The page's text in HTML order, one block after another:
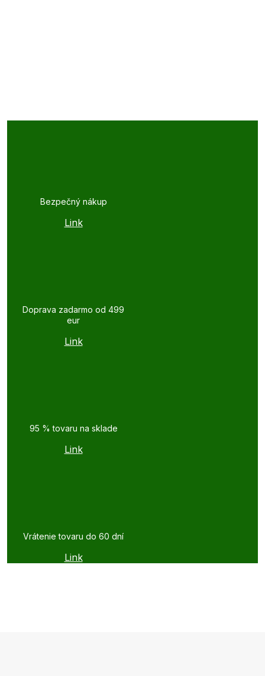
Bezpečný nákup
Link
Doprava zadarmo od 499
eur
Link
95 % tovaru na sklade
Link
Vrátenie tovaru do 60 dní
Link